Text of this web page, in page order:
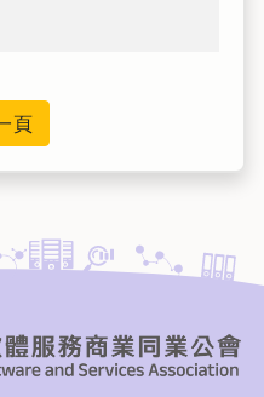
頁